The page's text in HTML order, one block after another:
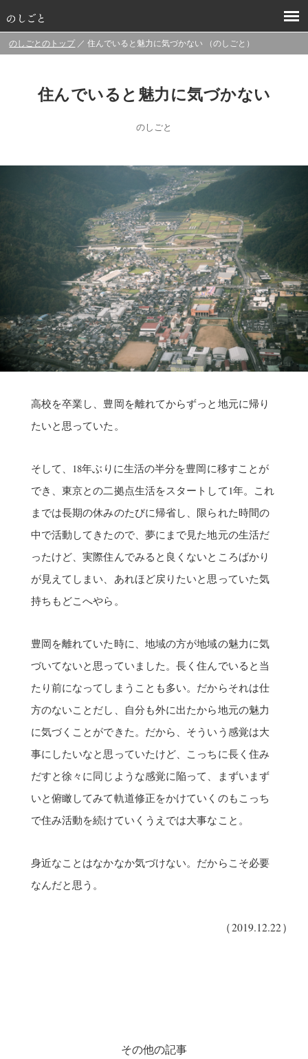
のしごとのトップ ／ 住んでいると魅力に気づかない （のしごと）
住んでいると魅力に気づかない
のしごと
高校を卒業し、豊岡を離れてからずっと地元に帰り
たいと思っていた。
そして、18年ぶりに生活の半分を豊岡に移すことが
でき、東京との二拠点生活をスタートして1年。これ
までは長期の休みのたびに帰省し、限られた時間の
中で活動してきたので、夢にまで見た地元の生活だ
ったけど、実際住んでみると良くないところばかり
が見えてしまい、あれほど戻りたいと思っていた気
持ちもどこへやら。
豊岡を離れていた時に、地域の方が地域の魅力に気
づいてないと思っていました。長く住んでいると当
たり前になってしまうことも多い。だからそれは仕
方のないことだし、自分も外に出たから地元の魅力
に気づくことができた。だから、そういう感覚は大
事にしたいなと思っていたけど、こっちに長く住み
だすと徐々に同じような感覚に陥って、まずいまず
いと俯瞰してみて軌道修正をかけていくのもこっち
で住み活動を続けていくうえでは大事なこと。
身近なことはなかなか気づけない。だからこそ必要
なんだと思う。
（2019.12.22）
その他の記事